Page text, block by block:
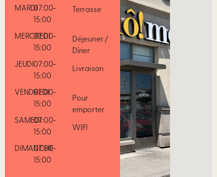
MARDI07:00-
15:00
MERCREDI
07:00-
15:00
JEUDI07:00-
15:00
VENDREDI
07:00-
15:00
SAMEDI07:00-
15:00
DIMANCHE
07:00-
15:00
Terrasse
Déjeuner /
Dîner
Livraison
Pour
emporter
WIFI